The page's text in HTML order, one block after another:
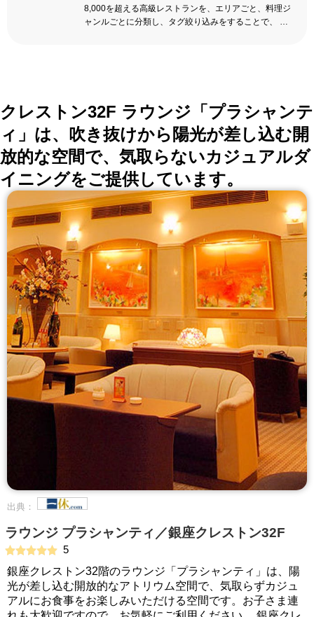
8,000を超える高級レストランを、エリアごと、料理ジ
ャンルごとに分類し、タグ絞り込みをすることで、 い
クレストン32F ラウンジ「プラシャンテ
ィ」は、吹き抜けから陽光が差し込む開
放的な空間で、気取らないカジュアルダ
イニングをご提供しています。
出典：
ラウンジ プラシャンティ／銀座クレストン32F
5
銀座クレストン32階のラウンジ「プラシャンティ」は、陽
光が差し込む開放的なアトリウム空間で、気取らずカジュ
アルにお食事をお楽しみいただける空間です。お子さま連